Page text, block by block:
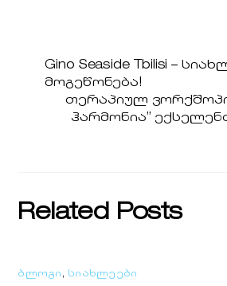
Gino Seaside Tbilisi –
მოგეწონება!
თერაპიულ
ჰარმონია”
Related Posts
ᲑᲚᲝᲒᲘ , ᲡᲘᲐᲮᲚᲔᲔᲑᲘ